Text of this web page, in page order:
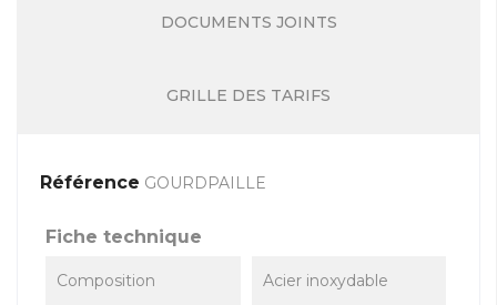
DOCUMENTS JOINTS
GRILLE DES TARIFS
Référence GOURDPAILLE
Fiche technique
Composition Acier inoxydable